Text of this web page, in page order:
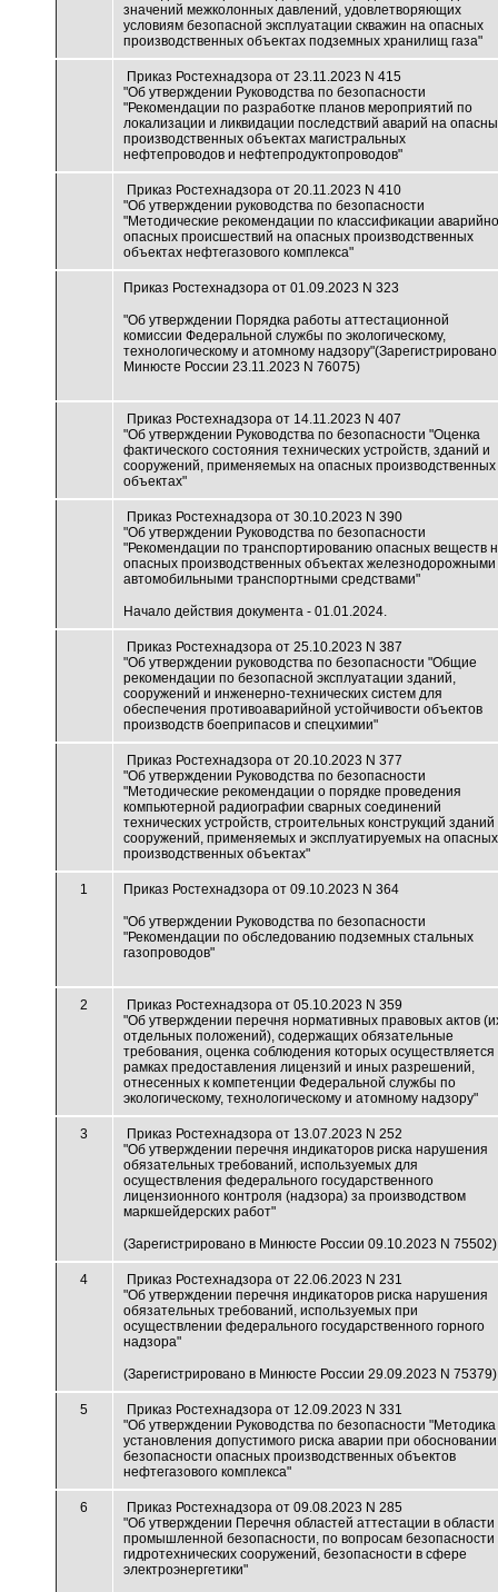
значений межколонных давлений, удовлетворяющих
условиям безопасной эксплуатации скважин на опасных
производственных объектах подземных хранилищ газа"
Приказ Ростехнадзора от 23.11.2023 N 415
"Об утверждении Руководства по безопасности
"Рекомендации по разработке планов мероприятий по
локализации и ликвидации последствий аварий на
производственных объектах магистральных
нефтепроводов и нефтепродуктопроводов"
Приказ Ростехнадзора от 20.11.2023 N 410
"Об утверждении руководства по безопасности
"Методические рекомендации по классификации аварийно
опасных происшествий на опасных производственных
объектах нефтегазового комплекса"
Приказ Ростехнадзора от 01.09.2023 N 323
"Об утверждении Порядка работы аттестационной
комиссии Федеральной службы по экологическому,
технологическому и атомному
Минюсте России 23.11.2023 N 76075)
Приказ Ростехнадзора от 14.11.2023 N 407
"Об утверждении Руководства по безопасности "Оценка
фактического состояния технических устройств, зданий и
сооружений, применяемых на опасных производственных
объектах"
Приказ Ростехнадзора от 30.10.2023 N 390
"Об утверждении Руководства по безопасности
"Рекомендации по транспортированию опасных веществ
опасных производственных объектах железнодорожными
автомобильными транспортными средствами"
Начало действия документа - 01.01.2024.
Приказ Ростехнадзора от 25.10.2023 N 387
"Об утверждении руководства по безопасности "Общие
рекомендации по безопасной эксплуатации зданий,
сооружений и инженерно-технических систем для
обеспечения противоаварийной устойчивости объектов
производств боеприпасов и спецхимии"
Приказ Ростехнадзора от 20.10.2023 N 377
"Об утверждении Руководства по безопасности
"Методические рекомендации о порядке проведения
компьютерной радиографии сварных соединений
технических устройств, строительных конструкций зданий
сооружений, применяемых и эксплуатируемых на опасных
производственных объектах"
1 Приказ Ростехнадзора от 09.10.2023 N 364
"Об утверждении Руководства по безопасности
"Рекомендации по обследованию подземных стальных
газопроводов"
2
Приказ Ростехнадзора от 05.10.2023 N 359
"Об утверждении перечня нормативных правовых актов
отдельных положений), содержащих обязательные
требования, оценка соблюдения которых осуществляется
рамках предоставления лицензий и иных разрешений,
отнесенных к компетенции Федеральной службы по
экологическому, технологическому и атомному надзору"
3
Приказ Ростехнадзора от 13.07.2023 N 252
"Об утверждении перечня индикаторов риска нарушения
обязательных требований, используемых для
осуществления федерального государственного
лицензионного контроля (надзора) за производством
маркшейдерских работ"
(Зарегистрировано в Минюсте России 09.10.2023 N 75502)
4
Приказ Ростехнадзора от 22.06.2023 N 231
"Об утверждении перечня индикаторов риска нарушения
обязательных требований, используемых при
осуществлении федерального государственного горного
надзора"
(Зарегистрировано в Минюсте России 29.09.2023 N 75379)
5
Приказ Ростехнадзора от 12.09.2023 N 331
"Об утверждении Руководства по безопасности "Методика
установления допустимого риска аварии при обосновании
безопасности опасных производственных объектов
нефтегазового комплекса"
6
Приказ Ростехнадзора от 09.08.2023 N 285
"Об утверждении Перечня областей аттестации в области
промышленной безопасности, по вопросам безопасности
гидротехнических сооружений, безопасности в сфере
электроэнергетики"